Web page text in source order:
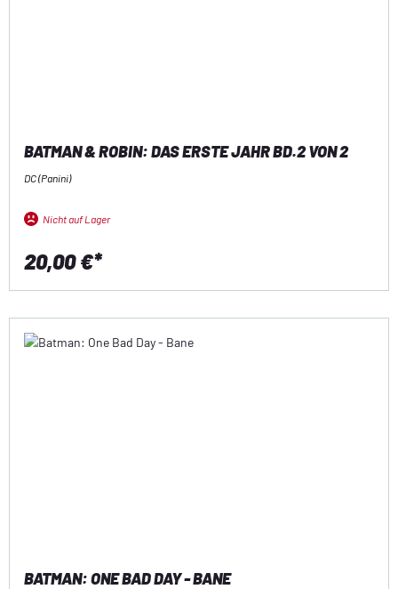
BATMAN & ROBIN: DAS ERSTE JAHR BD.2 VON 2
DC (Panini)
Nicht auf Lager
20,00 €*
BATMAN: ONE BAD DAY - BANE